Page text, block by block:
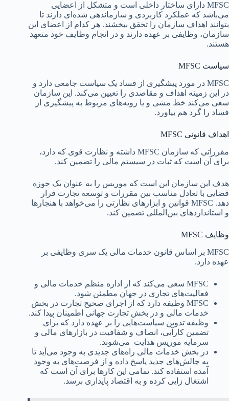
MFSC دارای ساختار داخلی است و متشکل از اعضایی
می‌باشد که عملکرد کاربردی و سازماندهی شده‌ای دارند تا
بتوانند اهداف سازمان را تحقق ببخشند. هر کدام از اعضای این
سازمان، وظایفی بر عهده دارند و در انجام وظایف خود متعهد
هستند.
سیاست MFSC
MFSC در مورد پیشگیری از فساد یک سیاست جامعی دارد و
در این زمینه اهداف و مقاصدی را تعیین می‌کند. این سازمان
سعی می‌کند خط مشی و یا رویه‌های مربوط به پیشگیری از
فساد را گرد هم بیاورد.
اهداف قانونی MFSC
مقرراتی که سازمان MFSC داشته و نظارت قوی که دارد،
برای آن است که ثبات در سیستم مالی را تضمین کند.
هدف این سازمان این است که موریس را به عنوان یک حوزه
قضایی با تعادل مناسب بین مقررات و توسعه تجارت قرار
دهد. MFSC قوانین و ابزارهای نظارتی را می‌خواهد با هنجارها
و استانداردهای بین‌المللی تضمین کند.
وظایف MFSC
MFSC بر اساس قانون خدمات مالی یک سری وظایفی بر
عهده دارد.
MFSC سعی می‌کند که از اداره منظم خدمات مالی و
فعالیت‌های تجاری در جهان مطمئن شود.
MFSC وظیفه دارد که از اجرای صحیح تجارت در بخش
خدمات مالی و در بخش تجارت جهانی اطمینان پیدا کند.
وظیفه تدوین سیاست‌هایی را بر عهده دارد که برای
تضمین کارآیی، انصاف و شفافیت در بازارهای مالی و
سرمایه موریس هدایت می‌شوند.
در بخش خدمات مالی راه‌های جدیدی به وجود می‌آید تا
به چالش‌های جدید پاسخ داده و از فرصت‌های به وجود
آمده استفاده کند. تمامی این کارها برای آن است که
اشتغال زایی کرده و به اقتصاد پایداری برسد.